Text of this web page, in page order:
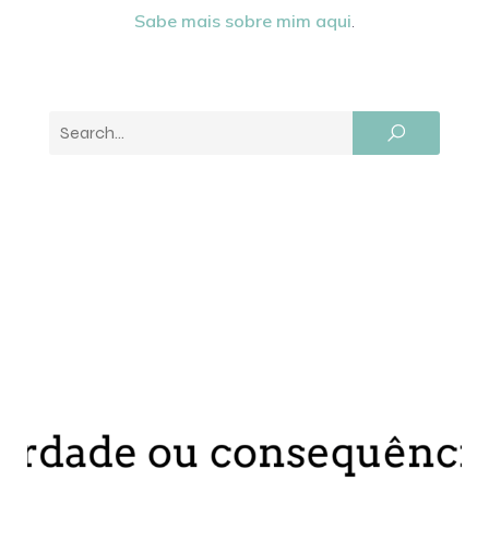
Sabe mais sobre mim aqui